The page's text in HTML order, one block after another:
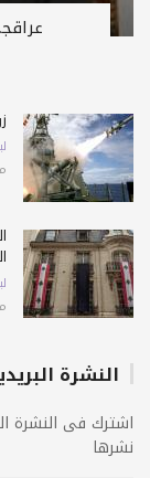
النشرة
اشترك فى النشرة
نشرها